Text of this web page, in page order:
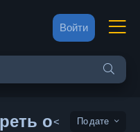
Войти
онлайн
< дате